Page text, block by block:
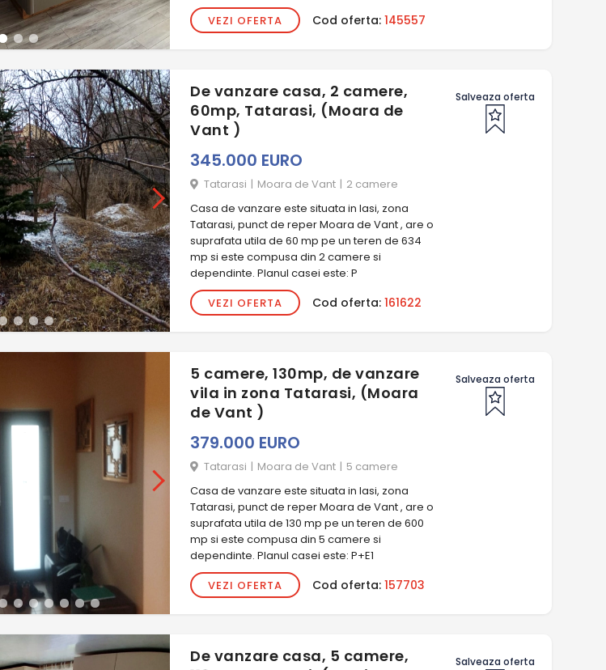
VEZI OFERTA
Cod oferta:145557
De vanzare casa, 2 camere,
60mp, Tatarasi, (Moara de
Vant )
345.000 EURO
Tatarasi | Moara de Vant | 2 camere
Casa de vanzare este situata in Iasi, zona
Tatarasi, punct de reper Moara de Vant , are o
suprafata utila de 60 mp pe un teren de 634
mp si este compusa din 2 camere si
dependinte. Planul casei este: P
VEZI OFERTA
Cod oferta:161622
Salveaza oferta
5 camere, 130mp, de vanzare
vila in zona Tatarasi, (Moara
de Vant )
379.000 EURO
Tatarasi | Moara de Vant | 5 camere
Casa de vanzare este situata in Iasi, zona
Tatarasi, punct de reper Moara de Vant , are o
suprafata utila de 130 mp pe un teren de 600
mp si este compusa din 5 camere si
dependinte. Planul casei este: P+E1
VEZI OFERTA
Cod oferta:157703
Salveaza oferta
De vanzare casa, 5 camere,
Salveaza oferta